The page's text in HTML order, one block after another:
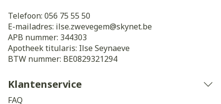
Telefoon: 056 75 55 50
E-mailadres: ilse.zwevegem@skynet.be
APB nummer: 344303
Apotheek titularis: Ilse Seynaeve
BTW nummer: BE0829321294
Klantenservice
FAQ